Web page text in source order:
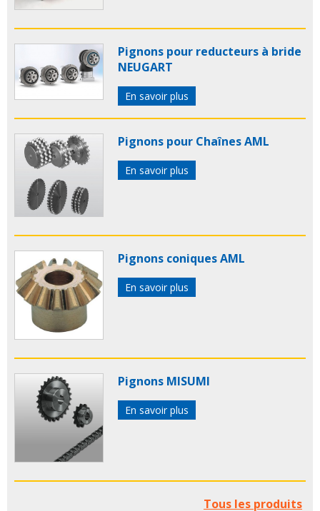
Pignons pour reducteurs à bride
NEUGART
En savoir plus
Pignons pour Chaînes AML
En savoir plus
Pignons coniques AML
En savoir plus
Pignons MISUMI
En savoir plus
Tous les produits